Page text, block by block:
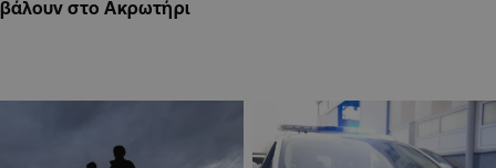
βάλουν στο Ακρωτήρι